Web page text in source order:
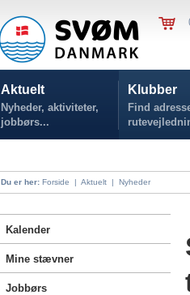
Aktuelt
Nyheder, aktiviteter,
jobbørs...
Klubber
Find
Du er her: Forside | Aktuelt | Nyheder
Kalender
Mine stævner
Jobbørs